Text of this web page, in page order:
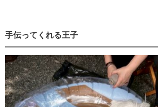
手伝ってくれる王子